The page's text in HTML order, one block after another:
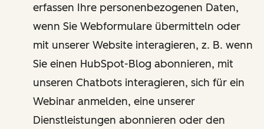
erfassen Ihre personenbezogenen Daten,
wenn Sie Webformulare übermitteln oder
mit unserer Website interagieren, z. B. wenn
Sie einen HubSpot-Blog abonnieren, mit
unseren Chatbots interagieren, sich für ein
Webinar anmelden, eine unserer
Dienstleistungen abonnieren oder den